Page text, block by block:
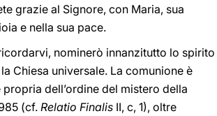
grazie al Signore, con Maria, sua
e nella sua pace.
nominerò innanzitutto lo spirito
Chiesa universale. La comunione è
dell’ordine del mistero della
(cf. Relatio Finalis II, c, 1), oltre